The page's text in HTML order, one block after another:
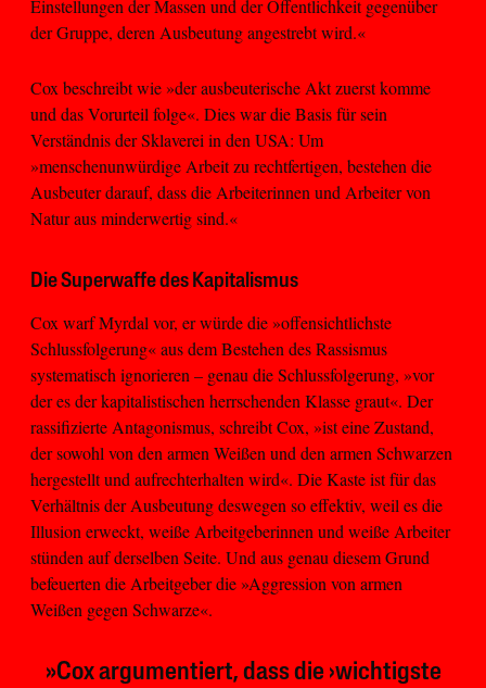
Einstellungen der Massen und der Öffentlichkeit gegenüber
der Gruppe, deren Ausbeutung angestrebt wird.«
Cox beschreibt wie »der ausbeuterische Akt zuerst komme
und das Vorurteil folge«. Dies war die Basis für sein
Verständnis der Sklaverei in den USA: Um
»menschenunwürdige Arbeit zu rechtfertigen, bestehen die
Ausbeuter darauf, dass die Arbeiterinnen und Arbeiter von
Natur aus minderwertig sind.«
Die Superwaffe des Kapitalismus
Cox warf Myrdal vor, er würde die »offensichtlichste
Schlussfolgerung« aus dem Bestehen des Rassismus
systematisch ignorieren – genau die Schlussfolgerung, »vor
der es der kapitalistischen herrschenden Klasse graut«. Der
rassifizierte Antagonismus, schreibt Cox, »ist eine Zustand,
der sowohl von den armen Weißen und den armen Schwarzen
hergestellt und aufrechterhalten wird«. Die Kaste ist für das
Verhältnis der Ausbeutung deswegen so effektiv, weil es die
Illusion erweckt, weiße Arbeitgeberinnen und weiße Arbeiter
stünden auf derselben Seite. Und aus genau diesem Grund
befeuerten die Arbeitgeber die »Aggression von armen
Weißen gegen Schwarze«.
»Cox argumentiert, dass die ›wichtigste